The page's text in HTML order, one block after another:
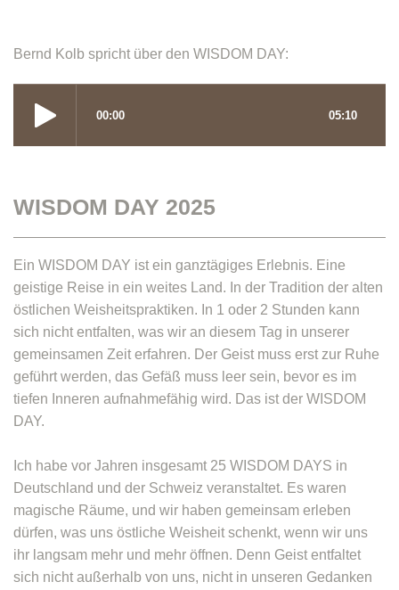
Bernd Kolb spricht über den WISDOM DAY:
WISDOM DAY 2025
Ein WISDOM DAY ist ein ganztägiges Erlebnis. Eine
geistige Reise in ein weites Land. In der Tradition der alten
östlichen Weisheitspraktiken. In 1 oder 2 Stunden kann
sich nicht entfalten, was wir an diesem Tag in unserer
gemeinsamen Zeit erfahren. Der Geist muss erst zur Ruhe
geführt werden, das Gefäß muss leer sein, bevor es im
tiefen Inneren aufnahmefähig wird. Das ist der WISDOM
DAY.
Ich habe vor Jahren insgesamt 25 WISDOM DAYS in
Deutschland und der Schweiz veranstaltet. Es waren
magische Räume, und wir haben gemeinsam erleben
dürfen, was uns östliche Weisheit schenkt, wenn wir uns
ihr langsam mehr und mehr öffnen. Denn Geist entfaltet
sich nicht außerhalb von uns, nicht in unseren Gedanken